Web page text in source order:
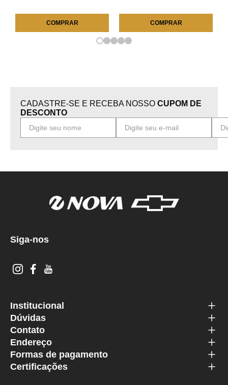
COMPRAR COMPRAR
CADASTRE-SE E RECEBA NOSSO CUPOM DE
DESCONTO
Siga-nos
Institucional
Dúvidas
Contato
Endereço
Formas de pagamento
Certificações